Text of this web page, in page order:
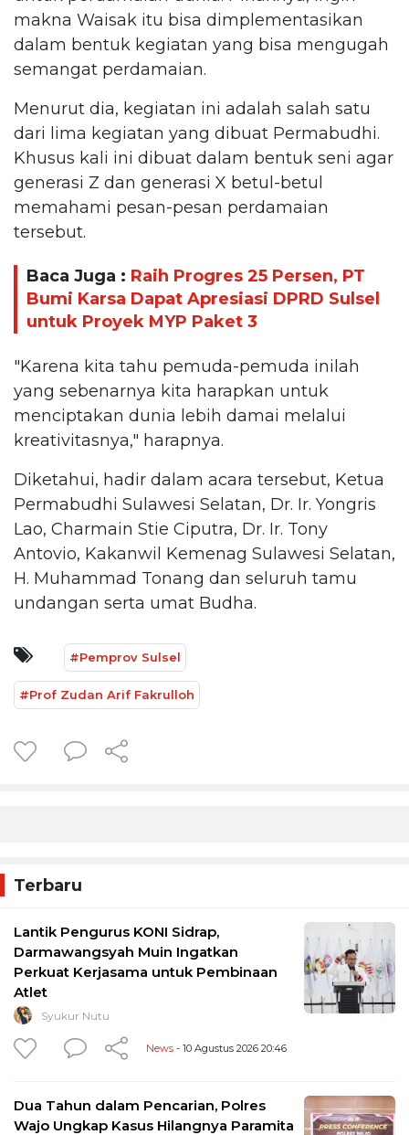
makna Waisak itu bisa dimplementasikan
dalam bentuk kegiatan yang bisa mengugah
semangat perdamaian.
Menurut dia, kegiatan ini adalah salah satu
dari lima kegiatan yang dibuat Permabudhi.
Khusus kali ini dibuat dalam bentuk seni agar
generasi Z dan generasi X betul-betul
memahami pesan-pesan perdamaian
tersebut.
Baca Juga : Raih Progres 25 Persen, PT
Bumi Karsa Dapat Apresiasi DPRD Sulsel
untuk Proyek MYP Paket 3
"Karena kita tahu pemuda-pemuda inilah
yang sebenarnya kita harapkan untuk
menciptakan dunia lebih damai melalui
kreativitasnya," harapnya.
Diketahui, hadir dalam acara tersebut, Ketua
Permabudhi Sulawesi Selatan, Dr. Ir. Yongris
Lao, Charmain Stie Ciputra, Dr. Ir. Tony
Antovio, Kakanwil Kemenag Sulawesi Selatan,
H. Muhammad Tonang dan seluruh tamu
undangan serta umat Budha.
#Pemprov Sulsel
#Prof Zudan Arif Fakrulloh
Terbaru
Lantik Pengurus KONI Sidrap,
Darmawangsyah Muin Ingatkan
Perkuat Kerjasama untuk Pembinaan
Atlet
Syukur Nutu
News - 10 Agustus 2026 20:46
Dua Tahun dalam Pencarian, Polres
Wajo Ungkap Kasus Hilangnya Paramita